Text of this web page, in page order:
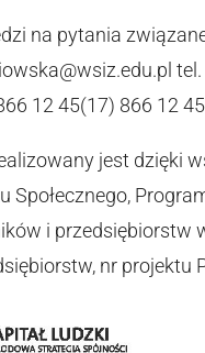
na pytania
tel.
12 45(17) 866 12 45
jest dzięki
Społecznego,
i przedsiębiorstw
nr projektu